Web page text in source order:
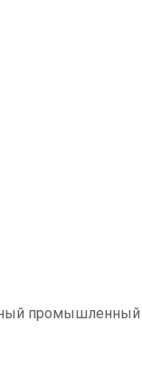
промышленный